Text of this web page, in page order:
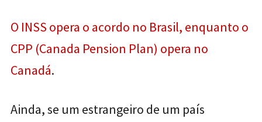
O INSS opera o acordo no Brasil, enquanto o
CPP (Canada Pension Plan) opera no
Canadá.
Ainda, se um estrangeiro de um país